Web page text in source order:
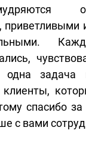
приветливыми
задача
спасибо
с вами